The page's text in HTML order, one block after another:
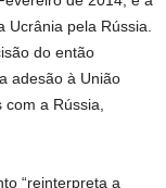
pela Rússia.
do então
adesão à União
a Rússia,
“reinterpreta a